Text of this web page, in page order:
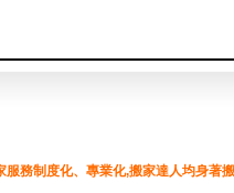
務制度化、專業化,搬家達人均身著